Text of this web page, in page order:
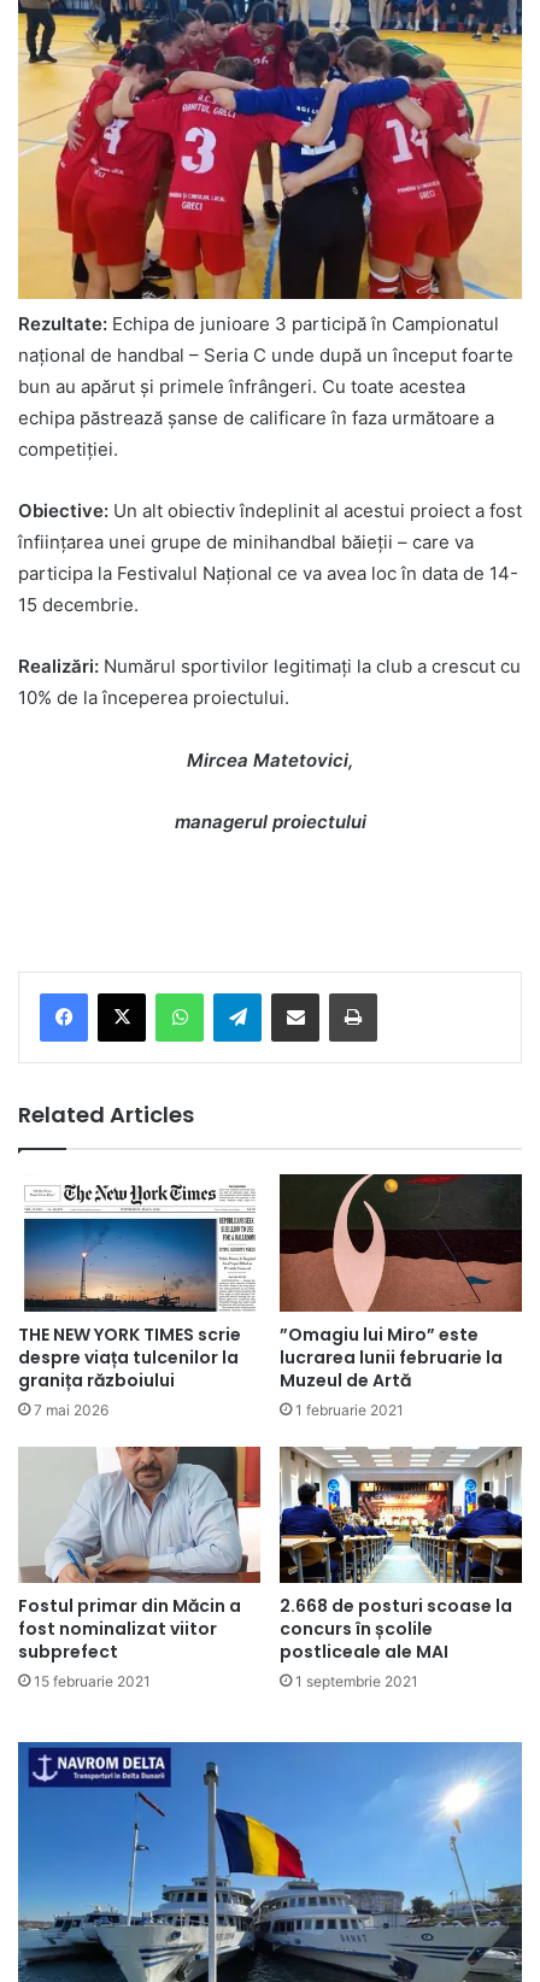
Rezultate: Echipa de junioare 3 participă în Campionatul
național de handbal – Seria C unde după un început foarte
bun au apărut și primele înfrângeri. Cu toate acestea
echipa păstrează șanse de calificare în faza următoare a
competiției.
Obiective: Un alt obiectiv îndeplinit al acestui proiect a fost
înființarea unei grupe de minihandbal băieții – care va
participa la Festivalul Național ce va avea loc în data de 14-
15 decembrie.
Realizări: Numărul sportivilor legitimați la club a crescut cu
10% de la începerea proiectului.
Mircea Matetovici,
managerul proiectului
Telegram
Related Articles
THE NEW YORK TIMES scrie
despre viața tulcenilor la
granița războiului
7 mai 2026
”Omagiu lui Miro” este
lucrarea lunii februarie la
Muzeul de Artă
1 februarie 2021
Fostul primar din Măcin a
fost nominalizat viitor
subprefect
15 februarie 2021
2.668 de posturi scoase la
concurs în școlile
postliceale ale MAI
1 septembrie 2021